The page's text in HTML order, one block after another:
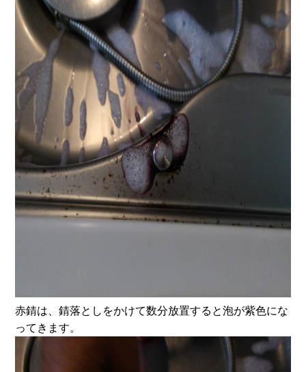
赤錆は、錆落としをかけて数分放置すると泡が紫色にな
ってきます。